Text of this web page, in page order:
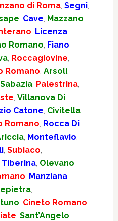
di Roma, Segni,
, Cave, Mazzano
, Licenza,
Romano, Fiano
, Roccagiovine,
Romano, Arsoli,
, Palestrina,
, Villanova Di
Catone, Civitella
Romano, Rocca Di
, Monteflavio,
, Subiaco,
, Olevano
, Manziana,
,
, Cineto Romano,
, Sant’Angelo